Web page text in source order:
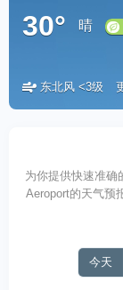
30° 晴
东北风 <3级
为你提供快速准确
Aeroport的天气预
今天